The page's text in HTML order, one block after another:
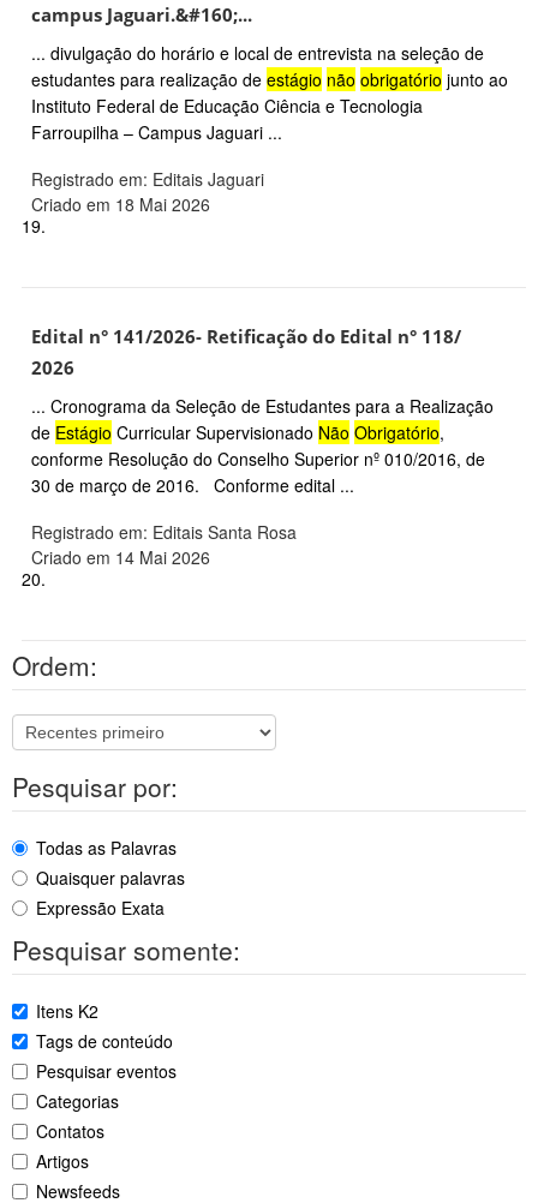
campus Jaguari.&#160;...
... divulgação do horário e local de entrevista na seleção de
estudantes para realização de estágio não obrigatório junto ao
Instituto Federal de Educação Ciência e Tecnologia
Farroupilha – Campus Jaguari ...
Registrado em: Editais Jaguari
Criado em 18 Mai 2026
19.
Edital n° 141/2026- Retificação do Edital n° 118/
2026
... Cronograma da Seleção de Estudantes para a Realização
de Estágio Curricular Supervisionado Não Obrigatório,
conforme Resolução do Conselho Superior nº 010/2016, de
30 de março de 2016. Conforme edital ...
Registrado em: Editais Santa Rosa
Criado em 14 Mai 2026
20.
Ordem:
Pesquisar por:
Todas as Palavras
Quaisquer palavras
Expressão Exata
Pesquisar somente:
Itens K2
Tags de conteúdo
Pesquisar eventos
Categorias
Contatos
Artigos
Newsfeeds